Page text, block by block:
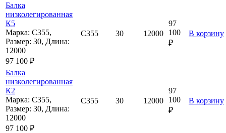
Балка
низколегированная
К5
Марка: С355,
Размер: 30, Длина:
12000
97 100 ₽
С355 30 12000
97
100
₽
В корзину
Балка
низколегированная
К2
Марка: С355,
Размер: 30, Длина:
12000
97 100 ₽
С355 30 12000
97
100
₽
В корзину